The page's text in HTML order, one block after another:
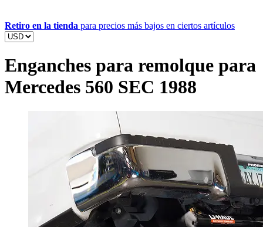
Retiro en la tienda para precios más bajos en ciertos artículos
Enganches para remolque para
Mercedes 560 SEC 1988